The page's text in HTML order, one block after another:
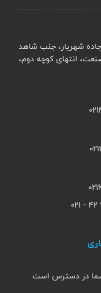
ساوه، جاده شهریار، جنب شاهد
انتهای کوچه دوم،
شما در دسترس است